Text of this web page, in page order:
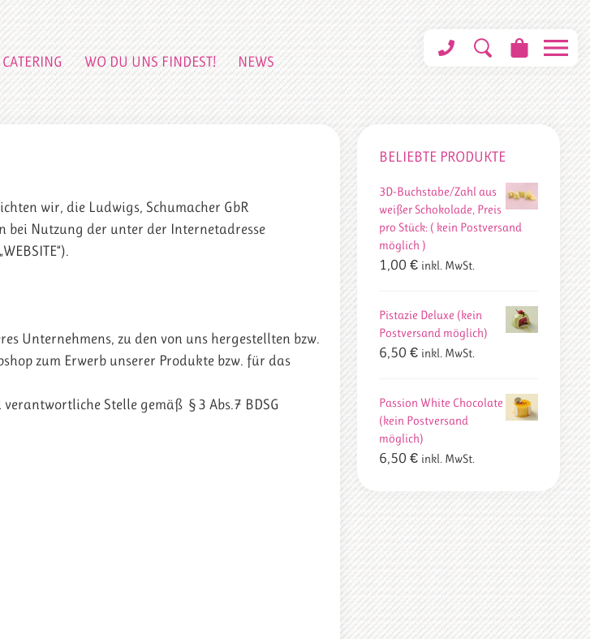
CATERING WO DU UNS FINDEST! NEWS
wir, die Ludwigs, Schumacher GbR
bei Nutzung der unter der Internetadresse
Unternehmens, zu den von uns hergestellten bzw.
zum Erwerb unserer Produkte bzw. für das
Stelle gemäß §3 Abs.7 BDSG
BELIEBTE PRODUKTE
3D-Buchstabe/Zahl aus
weißer Schokolade, Preis
pro Stück: ( kein Postversand
möglich )
1,00€ inkl. MwSt.
Pistazie Deluxe (kein
Postversand möglich)
6,50€ inkl. MwSt.
Passion White Chocolate
(kein Postversand
möglich)
6,50€ inkl. MwSt.